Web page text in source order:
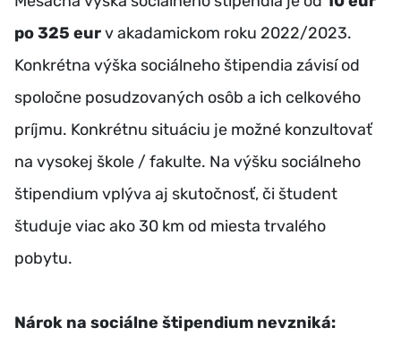
po 325 eurv akadamickom roku 2022/2023.
Konkrétna výška sociálneho štipendia závisí od
spoločne posudzovaných osôb a ich celkového
príjmu. Konkrétnu situáciu je možné konzultovať
na vysokej škole / fakulte. Na výšku sociálneho
štipendium vplýva aj skutočnosť, či študent
študuje viac ako 30 km od miesta trvalého
pobytu.
Nárok na sociálne štipendium nevzniká: